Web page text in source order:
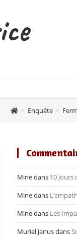
> Enquête >
Minedans 10 jours
Minedans
Minedans Les
Muriel Janusdans